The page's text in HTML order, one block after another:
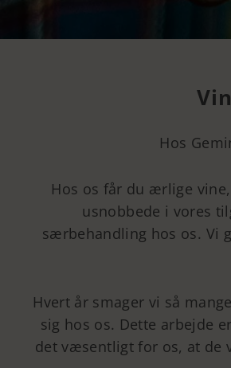
Hos
Hos os får du ærlige
usnobbede i vores
særbehandling hos os. Vi
Hvert år smager vi så
sig hos os. Dette arbejde
det væsentligt for os, at de